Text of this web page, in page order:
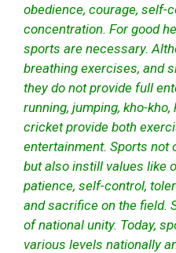
obedience, courage, self-
concentration. For good
sports are necessary.
breathing exercises, and
they do not provide full
running, jumping, kho-
cricket provide both
entertainment. Sports not
but also instill values like
patience, self-control,
and sacrifice on the field.
of national unity. Today,
various levels nationally